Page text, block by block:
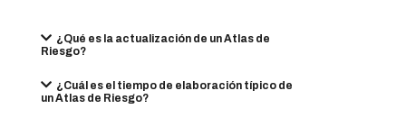
¿Qué es la actualización de un Atlas de
Riesgo?
¿Cuál es el tiempo de elaboración típico de
un Atlas de Riesgo?